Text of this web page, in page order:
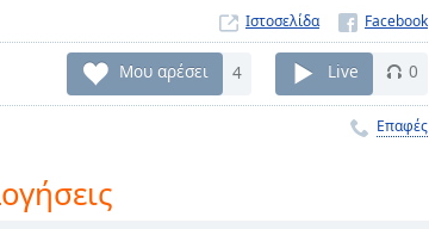
Ιστοσελίδα
Μου αρέσει 4 Live 0
Επαφές